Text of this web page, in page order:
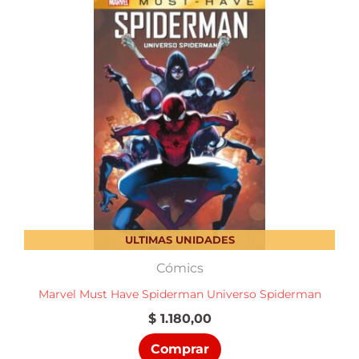
ULTIMAS UNIDADES
Cómics
Marvel Must Have Spiderman Universo Spiderman
$1.180,00
Comprar